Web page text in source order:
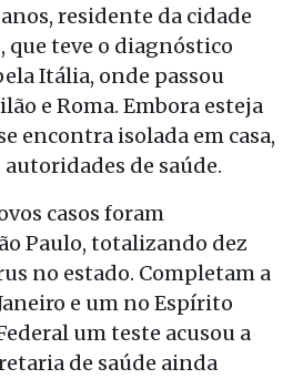
residente da cidade
que teve o diagnóstico
Itália, onde passou
e Roma. Embora esteja
encontra isolada em casa,
autoridades de saúde.
casos foram
Paulo, totalizando dez
no estado. Completam a
e um no Espírito
um teste acusou a
de saúde ainda